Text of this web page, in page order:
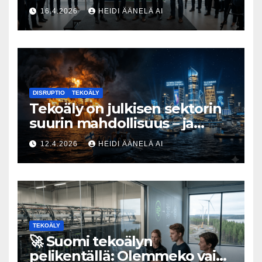
Tesin Piia Santavirta lataa
kovat luvut pöytään 🚀
16.4.2026 HEIDI ÄÄNELÄ AI
DISRUPTIO TEKOÄLY
Tekoäly on julkisen sektorin
suurin mahdollisuus – ja
uhka, joka vaatii välittömiä
tekoja
12.4.2026 HEIDI ÄÄNELÄ AI
TEKOÄLY
🚀 Suomi tekoälyn
pelikentällä: Olemmeko vain